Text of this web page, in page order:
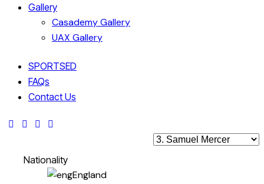
Gallery
Casademy Gallery
UAX Gallery
SPORTSED
FAQs
Contact Us
Nationality
England